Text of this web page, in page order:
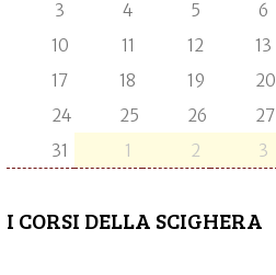
3
4 5 6
10
11 12 13
17
18 19 20
24
25 26 27
31
1 2 3
I CORSI DELLA SCIGHERA